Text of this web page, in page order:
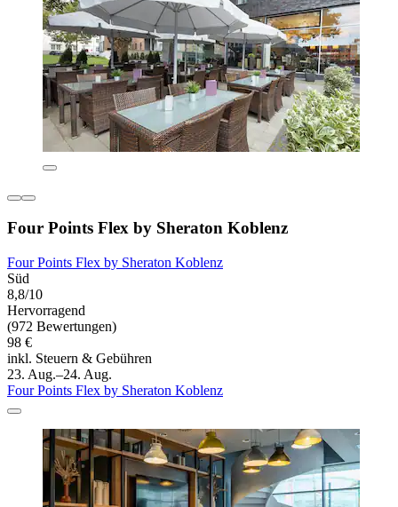
Four Points Flex by Sheraton Koblenz
Four Points Flex by Sheraton Koblenz
Süd
8,8/10
Hervorragend
(972 Bewertungen)
98 €
inkl. Steuern & Gebühren
23. Aug.–24. Aug.
Four Points Flex by Sheraton Koblenz